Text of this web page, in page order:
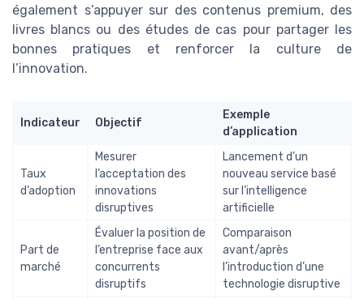
également s’appuyer sur des contenus premium, des
livres blancs ou des études de cas pour partager les
bonnes pratiques et renforcer la culture de
l’innovation.
Indicateur Objectif
Exemple
d’application
Taux
d’adoption
Mesurer
l’acceptation des
innovations
disruptives
Lancement d’un
nouveau service basé
sur l’intelligence
artificielle
Part de
marché
Évaluer la position de
l’entreprise face aux
concurrents
disruptifs
Comparaison
avant/après
l’introduction d’une
technologie disruptive